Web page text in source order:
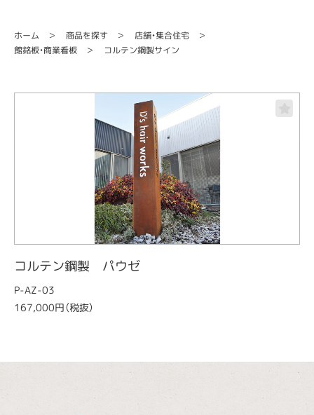
ホーム 商品を探す 店舗・集合住宅
館銘板・商業看板 コルテン鋼製サイン
コルテン鋼製 パウゼ
P-AZ-03
167,000円（税抜）